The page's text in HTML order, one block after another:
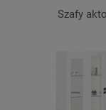
Szafy